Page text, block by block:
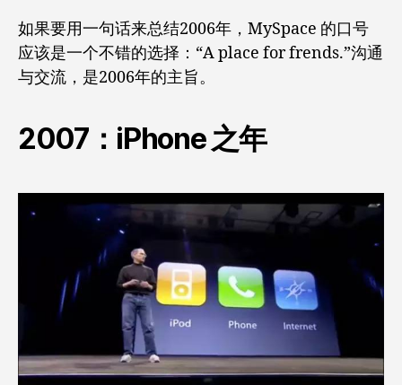
如果要用一句话来总结2006年，MySpace 的口号
应该是一个不错的选择：“A place for frends.”沟通
与交流，是2006年的主旨。
2007：iPhone 之年